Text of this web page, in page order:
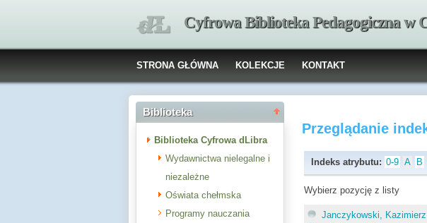
Cyfrowa Biblioteka Pedagogiczna w
STRONA GŁÓWNA KOLEKCJE KONTAKT
Biblioteka
Biblioteka Cyfrowa dLibra
Wydawnictwa nielegalne i
niezależne
Oświata chełmska
Programy nauczania
Przeglądanie
Indeks atrybutu: 0-9 A B
Wybierz pozycję z listy
Janczykowski,